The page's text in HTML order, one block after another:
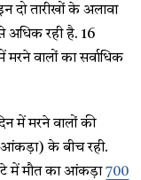
दो तारीखों के अलावा
अधिक रही है. 16
वालों का सर्वाधिक
में मरने वालों की
के बीच रही.
में मौत का आंकड़ा700